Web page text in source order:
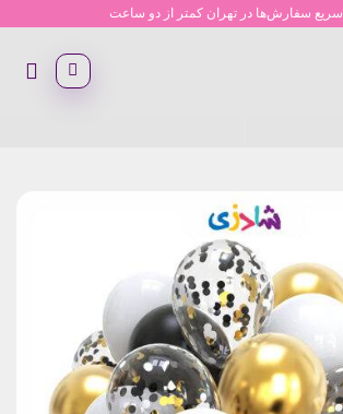
سریع سفارش‌ها در تهران کمتر از دو ساعت